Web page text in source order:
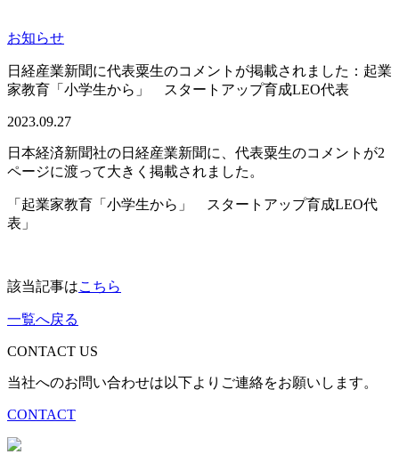
お知らせ
日経産業新聞に代表粟生のコメントが掲載されました：起業
家教育「小学生から」 スタートアップ育成LEO代表
2023.09.27
日本経済新聞社の日経産業新聞に、代表粟生のコメントが2
ページに渡って大きく掲載されました。
「起業家教育「小学生から」 スタートアップ育成LEO代
表」
該当記事はこちら
一覧へ戻る
CONTACT US
当社へのお問い合わせは以下よりご連絡をお願いします。
CONTACT